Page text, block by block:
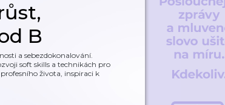
B
a sebezdokonalování.
soft skills a technikách pro
života, inspiraci k